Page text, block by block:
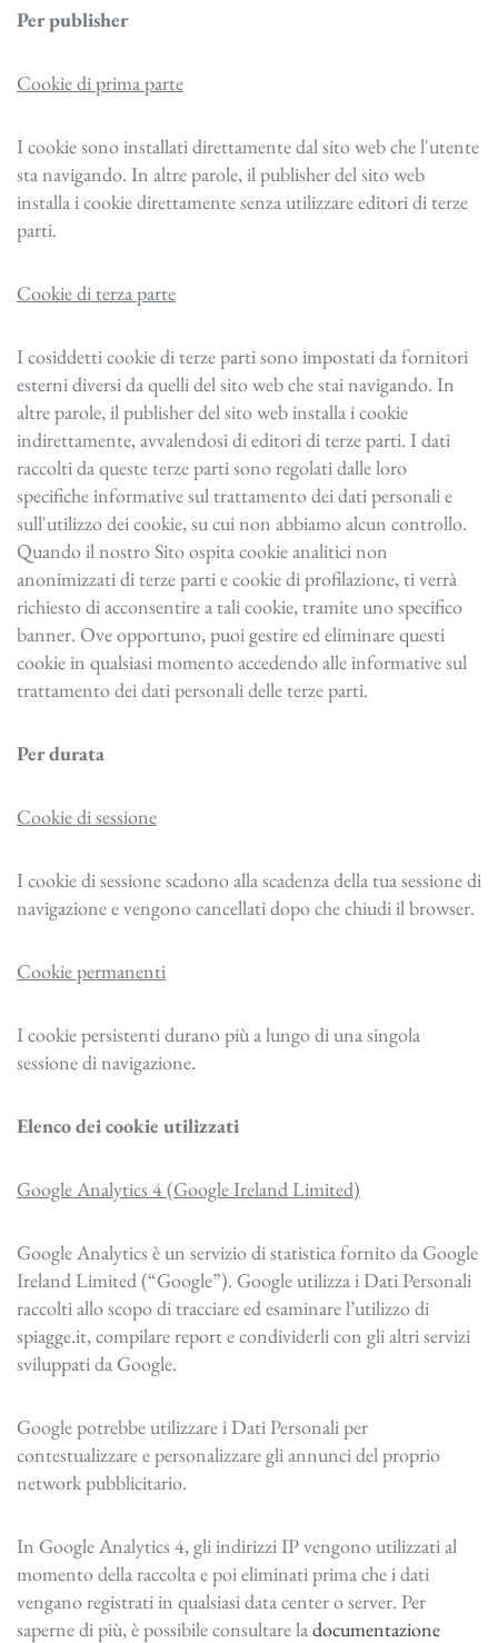
Per publisher
Cookie di prima parte
I cookie sono installati direttamente dal sito web che l'utente
sta navigando. In altre parole, il publisher del sito web
installa i cookie direttamente senza utilizzare editori di terze
parti.
Cookie di terza parte
I cosiddetti cookie di terze parti sono impostati da fornitori
esterni diversi da quelli del sito web che stai navigando. In
altre parole, il publisher del sito web installa i cookie
indirettamente, avvalendosi di editori di terze parti. I dati
raccolti da queste terze parti sono regolati dalle loro
specifiche informative sul trattamento dei dati personali e
sull'utilizzo dei cookie, su cui non abbiamo alcun controllo.
Quando il nostro Sito ospita cookie analitici non
anonimizzati di terze parti e cookie di profilazione, ti verrà
richiesto di acconsentire a tali cookie, tramite uno specifico
banner. Ove opportuno, puoi gestire ed eliminare questi
cookie in qualsiasi momento accedendo alle informative sul
trattamento dei dati personali delle terze parti.
Per durata
Cookie di sessione
I cookie di sessione scadono alla scadenza della tua sessione di
navigazione e vengono cancellati dopo che chiudi il browser.
Cookie permanenti
I cookie persistenti durano più a lungo di una singola
sessione di navigazione.
Elenco dei cookie utilizzati
Google Analytics 4 (Google Ireland Limited)
Google Analytics è un servizio di statistica fornito da Google
Ireland Limited (“Google”). Google utilizza i Dati Personali
raccolti allo scopo di tracciare ed esaminare l’utilizzo di
spiagge.it, compilare report e condividerli con gli altri servizi
sviluppati da Google.
Google potrebbe utilizzare i Dati Personali per
contestualizzare e personalizzare gli annunci del proprio
network pubblicitario.
In Google Analytics 4, gli indirizzi IP vengono utilizzati al
momento della raccolta e poi eliminati prima che i dati
vengano registrati in qualsiasi data center o server. Per
saperne di più, è possibile consultare ladocumentazione